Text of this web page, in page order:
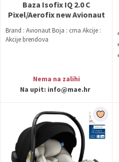
Baza Isofix IQ 2.0 C
Pixel/Aerofix new Avionaut
Brand : Avionaut Boja : crna Akcije :
Akcije brendova
Nema na zalihi
Na upit: info@mae.hr